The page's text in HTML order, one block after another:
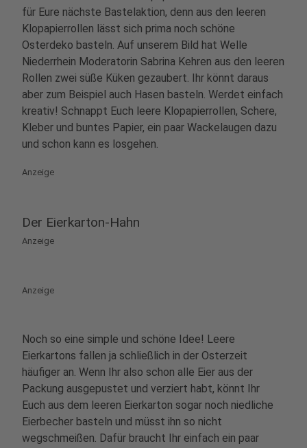
für Eure nächste Bastelaktion, denn aus den leeren
Klopapierrollen lässt sich prima noch schöne
Osterdeko basteln. Auf unserem Bild hat Welle
Niederrhein Moderatorin Sabrina Kehren aus den leeren
Rollen zwei süße Küken gezaubert. Ihr könnt daraus
aber zum Beispiel auch Hasen basteln. Werdet einfach
kreativ! Schnappt Euch leere Klopapierrollen, Schere,
Kleber und buntes Papier, ein paar Wackelaugen dazu
und schon kann es losgehen.
Anzeige
Der Eierkarton-Hahn
Anzeige
Anzeige
Noch so eine simple und schöne Idee! Leere
Eierkartons fallen ja schließlich in der Osterzeit
häufiger an. Wenn Ihr also schon alle Eier aus der
Packung ausgepustet und verziert habt, könnt Ihr
Euch aus dem leeren Eierkarton sogar noch niedliche
Eierbecher basteln und müsst ihn so nicht
wegschmeißen. Dafür braucht Ihr einfach ein paar